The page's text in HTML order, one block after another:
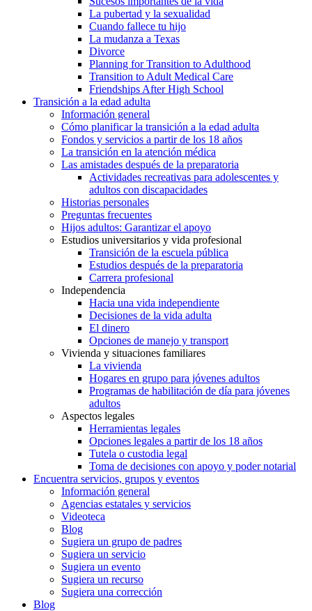
La pubertad y la sexualidad
Cuando fallece tu hijo
La mudanza a Texas
Divorce
Planning for Transition to Adulthood
Transition to Adult Medical Care
Friendships After High School
Transición a la edad adulta
Información general
Cómo planificar la transición a la edad adulta
Fondos y servicios a partir de los 18 años
La transición en la atención médica
Las amistades después de la preparatoria
Actividades recreativas para adolescentes y
adultos con discapacidades
Historias personales
Preguntas frecuentes
Hijos adultos: Garantizar el apoyo
Estudios universitarios y vida profesional
Transición de la escuela pública
Estudios después de la preparatoria
Carrera profesional
Independencia
Hacia una vida independiente
Decisiones de la vida adulta
El dinero
Opciones de manejo y transport
Vivienda y situaciones familiares
La vivienda
Hogares en grupo para jóvenes adultos
Programas de habilitación de día para jóvenes
adultos
Aspectos legales
Herramientas legales
Opciones legales a partir de los 18 años
Tutela o custodia legal
Toma de decisiones con apoyo y poder notarial
Encuentra servicios, grupos y eventos
Información general
Agencias estatales y servicios
Videoteca
Blog
Sugiera un grupo de padres
Sugiera un servicio
Sugiera un evento
Sugiera un recurso
Sugiera una corrección
Blog